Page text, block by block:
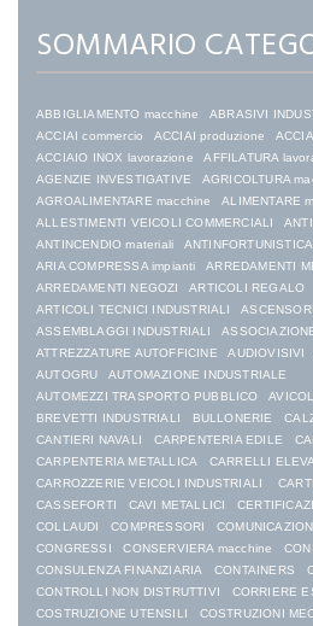
SOMMARIO
ABBIGLIAMENTO macchine ABRASIVI
ACCIAI commercio
ACCIAI produzione
ACCIAIO INOX lavorazione
AFFILATURA
AGENZIE INVESTIGATIVE
AGRICOLTURA
AGROALIMENTARE macchine
ALIMENTARE
ALLESTIMENTI VEICOLI COMMERCIALI
ANTINCENDIO materiali
ARIA COMPRESSA impianti
ARREDAMENTI
ARREDAMENTI NEGOZI
ARTICOLI REGALO
ARTICOLI TECNICI INDUSTRIALI
ASCENSORI
ASSEMBLAGGI INDUSTRIALI
ATTREZZATURE AUTOFFICINE
AUDIOVISIVI
AUTOGRU
AUTOMAZIONE INDUSTRIALE
AUTOMEZZI TRASPORTO PUBBLICO
BREVETTI INDUSTRIALI
BULLONERIE
CANTIERI NAVALI
CARPENTERIA EDILE
CARPENTERIA METALLICA
CARRELLI
CARROZZERIE VEICOLI INDUSTRIALI
CASSEFORTI
CAVI METALLICI
COLLAUDI
COMPRESSORI
CONGRESSI
CONSERVIERA macchine
CONSULENZA FINANZIARIA
CONTAINERS
CONTROLLI NON DISTRUTTIVI
CORRIERE
COSTRUZIONE UTENSILI
COSTRUZIONI